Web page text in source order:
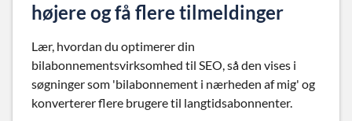
højere og få flere tilmeldinger
Lær, hvordan du optimerer din
bilabonnementsvirksomhed til SEO, så den vises i
søgninger som 'bilabonnement i nærheden af mig' og
konverterer flere brugere til langtidsabonnenter.